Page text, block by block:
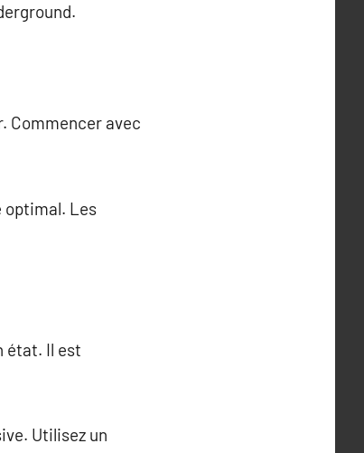
Commencer avec
optimal. Les
état. Il est
Utilisez un